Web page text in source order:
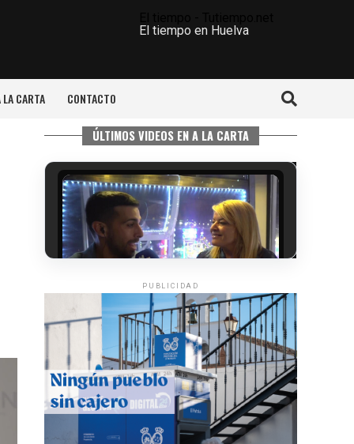
El tiempo en Huelva
LA CARTA CONTACTO
ÚLTIMOS VIDEOS EN A LA CARTA
5º DÍA DE LAS FIESTAS COLOMBINAS
2026
·Huelvatv
PUBLICIDAD